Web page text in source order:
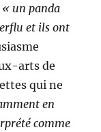
« un panda
et ils ont
arts de
qui ne
en
comme